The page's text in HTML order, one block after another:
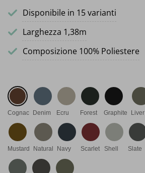
Disponibile in 15 varianti
Larghezza 1,38m
Composizione 100% Poliestere
Cognac Denim Ecru Forest Graphite Liver
Mustard Natural Navy Scarlet Shell Slate